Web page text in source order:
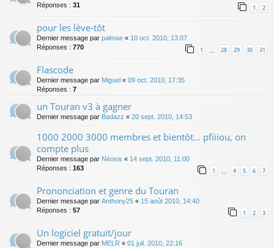
Réponses : 31 1 2
pour les lève-tôt
Dernier message par palmae « 10 oct. 2010, 13:07
Réponses : 770 1 28 29 30 31
Flascode
Dernier message par Miguel « 09 oct. 2010, 17:35
Réponses : 7
un Touran v3 à gagner
Dernier message par Badazz « 20 sept. 2010, 14:53
1000 2000 3000 membres et bientôt... pfiiiou, on
compte plus
Dernier message par Néosis « 14 sept. 2010, 11:00
Réponses : 163 1 4 5 6 7
Prononciation et genre du Touran
Dernier message par Anthony25 « 15 août 2010, 14:40
Réponses : 57 1 2 3
Un logiciel gratuit/jour
Dernier message par MELR « 01 juil. 2010, 22:16